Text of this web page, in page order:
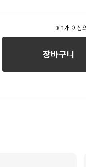
※ 1개 이상
장바구니